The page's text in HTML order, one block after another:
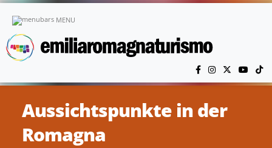
MENU
Aussichtspunkte in der
Romagna